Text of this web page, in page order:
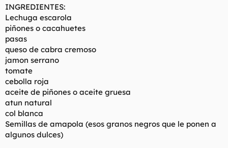
r
e
t
e
m
a
n
c
i
INGREDIENTES:
Lechuga escarola
piñones o cacahuetes
pasas
queso de cabra cremoso
jamon serrano
tomate
cebolla roja
aceite de piñones o aceite gruesa
atun natural
col blanca
Semillas de amapola (esos granos negros que le ponen a
algunos dulces)